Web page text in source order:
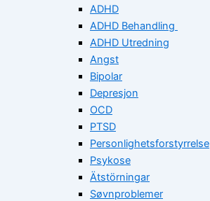
ADHD
ADHD Behandling
ADHD Utredning
Angst
Bipolar
Depresjon
OCD
PTSD
Personlighetsforstyrrelse
Psykose
Ätstörningar
Søvnproblemer